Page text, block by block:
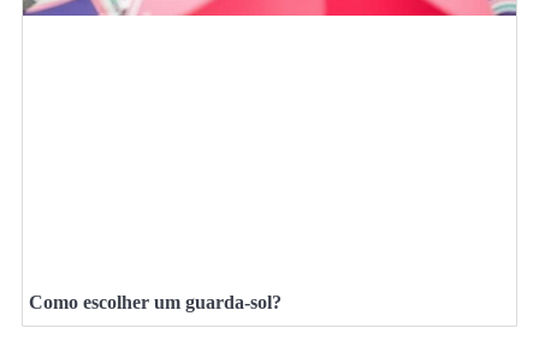
Como escolher um guarda-sol?